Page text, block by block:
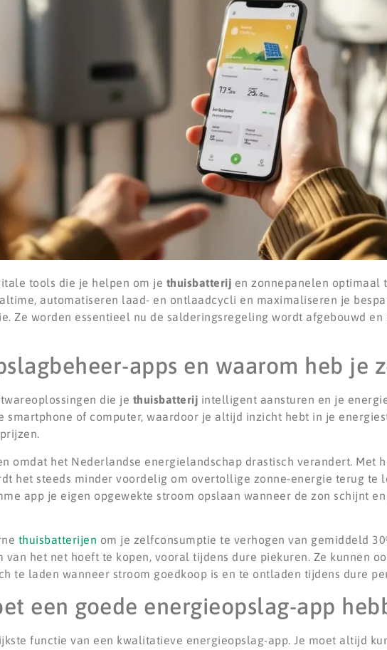
tools die je helpen om je thuisbatterij en zonnepanelen optimaal
automatiseren laad- en ontlaadcycli en maximaliseren je
Ze worden essentieel nu de salderingsregeling wordt afgebouwd
apps en waarom heb je
die je thuisbatterij intelligent aansturen en je
smartphone of computer, waardoor je altijd inzicht hebt in je
omdat het Nederlandse energielandschap drastisch verandert. Met
het steeds minder voordelig om overtollige zonne-energie terug te
app je eigen opgewekte stroom opslaan wanneer de zon schijnt
thuisbatterijen om je zelfconsumptie te verhogen van gemiddeld
het net hoeft te kopen, vooral tijdens dure piekuren. Ze kunnen
te laden wanneer stroom goedkoop is en te ontladen tijdens dure
een goede energieopslag-app
functie van een kwalitatieve energieopslag-app. Je moet altijd